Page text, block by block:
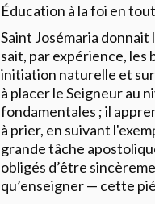
Éducation à la foi en
Saint Josémaria donnait
sait, par expérience,
initiation naturelle et
à placer le Seigneur au
fondamentales ; il
à prier, en suivant
grande tâche
obligés d’être
qu’enseigner — cette